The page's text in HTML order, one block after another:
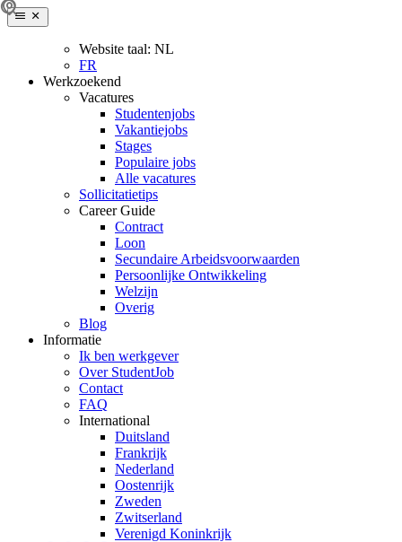
Website taal: NL
FR
Werkzoekend
Vacatures
Studentenjobs
Vakantiejobs
Stages
Populaire jobs
Alle vacatures
Sollicitatietips
Career Guide
Contract
Loon
Secundaire Arbeidsvoorwaarden
Persoonlijke Ontwikkeling
Welzijn
Overig
Blog
Informatie
Ik ben werkgever
Over StudentJob
Contact
FAQ
International
Duitsland
Frankrijk
Nederland
Oostenrijk
Zweden
Zwitserland
Verenigd Koninkrijk